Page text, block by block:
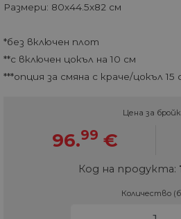
Размери: 80х44.5х82 см
*без включен плот
**с включен цокъл на 10 см
***опция за смяна с краче/цокъл 15
Цена за
96.99 €
Код на продукта:
Количество